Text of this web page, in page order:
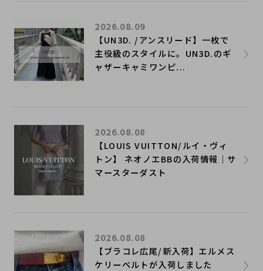
【UN3D. /アンスリード】一枚で
主役級のスタイルに。UN3D.のギ
ャザーキャミワンピ...
2026.08.09
【LOUIS VUITTON/ルイ・ヴィ
トン】 ネオノエBBの入荷情報｜サ
マースターダスト
2026.08.08
【ブラコレ広尾/新入荷】エルメス
ケリーベルトが入荷しました
2026.08.08